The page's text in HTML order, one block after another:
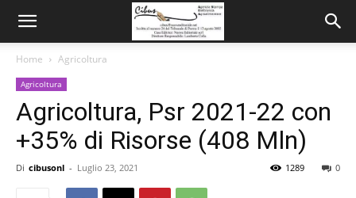
Home Agricoltura
Agricoltura
Agricoltura, Psr 2021-22 con
+35% di Risorse (408 Mln)
Di cibusonl - Luglio 23, 2021 0
1289